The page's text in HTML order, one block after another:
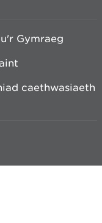
Gymraeg
caethwasiaeth